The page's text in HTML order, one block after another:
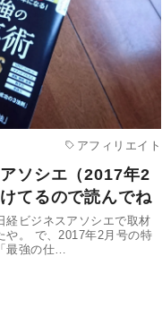
アフィリエイト
ソシエ（2017年2
てるので読んでね
経ビジネスアソシエで取材
や。 で、2017年2月号の特
最強の仕…